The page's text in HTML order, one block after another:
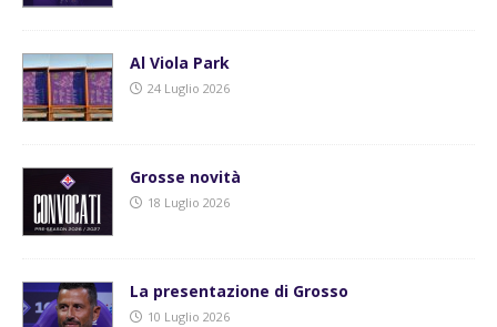
Al Viola Park
24 Luglio 2026
Grosse novità
18 Luglio 2026
La presentazione di Grosso
10 Luglio 2026